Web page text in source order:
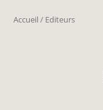
Accueil / Editeurs